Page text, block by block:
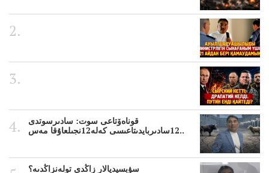
قوناەۆتاعى سوت: سادىرسوتدى
12سادىربايدىتاعىسى كەلە12نجىلعاۇقا مەس..
سۋبسيديالار زاڭدى تولەنزاڭدىە؟